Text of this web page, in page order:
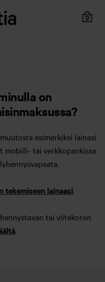
on
esimerkiksi lainasi
mobiili- tai verkkopankissa
tekemiseen lainaasi.
tai viitekoron
.